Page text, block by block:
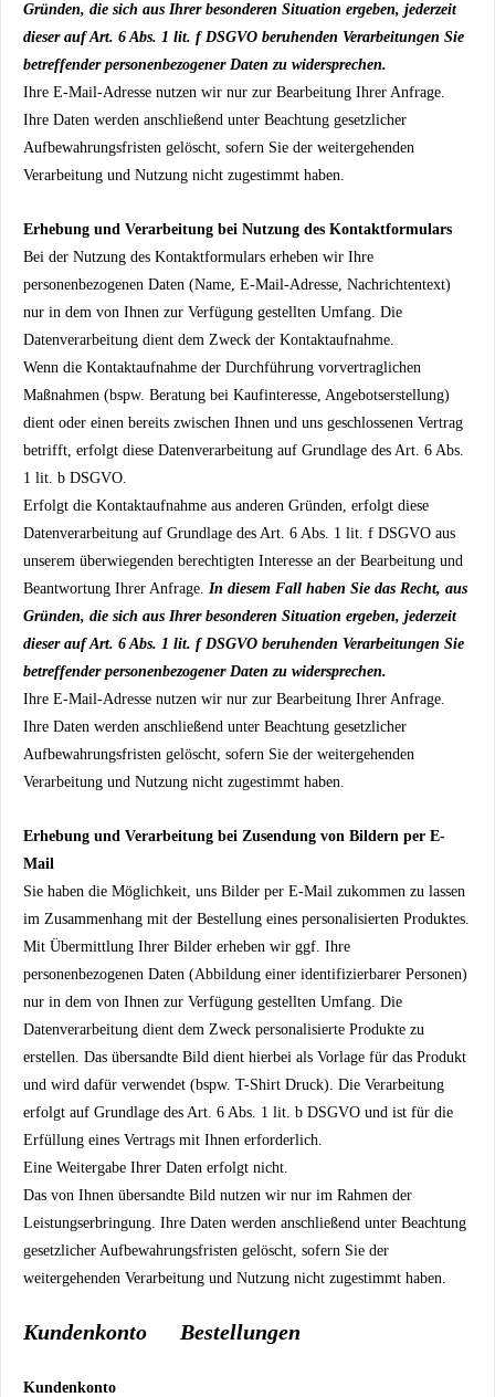
Gründen, die sich aus Ihrer besonderen Situation ergeben, jederzeit
dieser auf Art. 6 Abs. 1 lit. f DSGVO beruhenden Verarbeitungen Sie
betreffender personenbezogener Daten zu widersprechen.
Ihre E-Mail-Adresse nutzen wir nur zur Bearbeitung Ihrer Anfrage.
Ihre Daten werden anschließend unter Beachtung gesetzlicher
Aufbewahrungsfristen gelöscht, sofern Sie der weitergehenden
Verarbeitung und Nutzung nicht zugestimmt haben.
Erhebung und Verarbeitung bei Nutzung des Kontaktformulars
Bei der Nutzung des Kontaktformulars erheben wir Ihre
personenbezogenen Daten (Name, E-Mail-Adresse, Nachrichtentext)
nur in dem von Ihnen zur Verfügung gestellten Umfang. Die
Datenverarbeitung dient dem Zweck der Kontaktaufnahme.
Wenn die Kontaktaufnahme der Durchführung vorvertraglichen
Maßnahmen (bspw. Beratung bei Kaufinteresse, Angebotserstellung)
dient oder einen bereits zwischen Ihnen und uns geschlossenen Vertrag
betrifft, erfolgt diese Datenverarbeitung auf Grundlage des Art. 6 Abs.
1 lit. b DSGVO.
Erfolgt die Kontaktaufnahme aus anderen Gründen, erfolgt diese
Datenverarbeitung auf Grundlage des Art. 6 Abs. 1 lit. f DSGVO aus
unserem überwiegenden berechtigten Interesse an der Bearbeitung und
Beantwortung Ihrer Anfrage. In diesem Fall haben Sie das Recht, aus
Gründen, die sich aus Ihrer besonderen Situation ergeben, jederzeit
dieser auf Art. 6 Abs. 1 lit. f DSGVO beruhenden Verarbeitungen Sie
betreffender personenbezogener Daten zu widersprechen.
Ihre E-Mail-Adresse nutzen wir nur zur Bearbeitung Ihrer Anfrage.
Ihre Daten werden anschließend unter Beachtung gesetzlicher
Aufbewahrungsfristen gelöscht, sofern Sie der weitergehenden
Verarbeitung und Nutzung nicht zugestimmt haben.
Erhebung und Verarbeitung bei Zusendung von Bildern per E-
Mail
Sie haben die Möglichkeit, uns Bilder per E-Mail zukommen zu lassen
im Zusammenhang mit der Bestellung eines personalisierten Produktes.
Mit Übermittlung Ihrer Bilder erheben wir ggf. Ihre
personenbezogenen Daten (Abbildung einer identifizierbarer Personen)
nur in dem von Ihnen zur Verfügung gestellten Umfang. Die
Datenverarbeitung dient dem Zweck personalisierte Produkte zu
erstellen. Das übersandte Bild dient hierbei als Vorlage für das Produkt
und wird dafür verwendet (bspw. T-Shirt Druck). Die Verarbeitung
erfolgt auf Grundlage des Art. 6 Abs. 1 lit. b DSGVO und ist für die
Erfüllung eines Vertrags mit Ihnen erforderlich.
Eine Weitergabe Ihrer Daten erfolgt nicht.
Das von Ihnen übersandte Bild nutzen wir nur im Rahmen der
Leistungserbringung. Ihre Daten werden anschließend unter Beachtung
gesetzlicher Aufbewahrungsfristen gelöscht, sofern Sie der
weitergehenden Verarbeitung und Nutzung nicht zugestimmt haben.
Kundenkonto Bestellungen
Kundenkonto